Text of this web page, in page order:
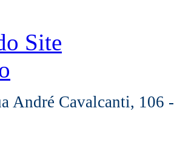
Site
André Cavalcanti, 106